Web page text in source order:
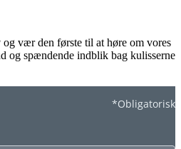
vær den første til at høre om vores
og spændende indblik bag kulisserne
*Obligatorisk